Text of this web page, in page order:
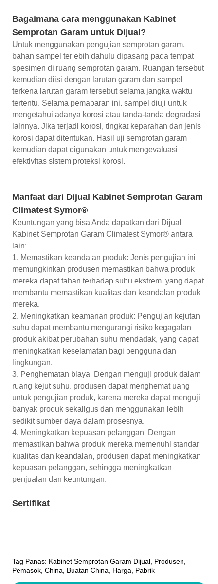
Bagaimana cara menggunakan Kabinet
Semprotan Garam untuk Dijual?
Untuk menggunakan pengujian semprotan garam,
bahan sampel terlebih dahulu dipasang pada tempat
spesimen di ruang semprotan garam. Ruangan tersebut
kemudian diisi dengan larutan garam dan sampel
terkena larutan garam tersebut selama jangka waktu
tertentu. Selama pemaparan ini, sampel diuji untuk
mengetahui adanya korosi atau tanda-tanda degradasi
lainnya. Jika terjadi korosi, tingkat keparahan dan jenis
korosi dapat ditentukan. Hasil uji semprotan garam
kemudian dapat digunakan untuk mengevaluasi
efektivitas sistem proteksi korosi.
Manfaat dari Dijual Kabinet Semprotan Garam
Climatest Symor®
Keuntungan yang bisa Anda dapatkan dari Dijual
Kabinet Semprotan Garam Climatest Symor® antara
lain:
1. Memastikan keandalan produk: Jenis pengujian ini
memungkinkan produsen memastikan bahwa produk
mereka dapat tahan terhadap suhu ekstrem, yang dapat
membantu memastikan kualitas dan keandalan produk
mereka.
2. Meningkatkan keamanan produk: Pengujian kejutan
suhu dapat membantu mengurangi risiko kegagalan
produk akibat perubahan suhu mendadak, yang dapat
meningkatkan keselamatan bagi pengguna dan
lingkungan.
3. Penghematan biaya: Dengan menguji produk dalam
ruang kejut suhu, produsen dapat menghemat uang
untuk pengujian produk, karena mereka dapat menguji
banyak produk sekaligus dan menggunakan lebih
sedikit sumber daya dalam prosesnya.
4. Meningkatkan kepuasan pelanggan: Dengan
memastikan bahwa produk mereka memenuhi standar
kualitas dan keandalan, produsen dapat meningkatkan
kepuasan pelanggan, sehingga meningkatkan
penjualan dan keuntungan.
Sertifikat
Tag Panas: Kabinet Semprotan Garam Dijual, Produsen,
Pemasok, China, Buatan China, Harga, Pabrik